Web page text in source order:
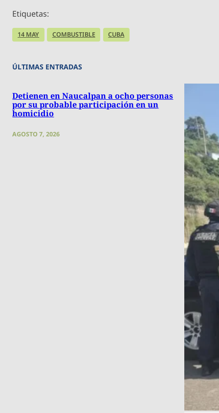
Etiquetas:
14 MAY COMBUSTIBLE CUBA
ÚLTIMAS ENTRADAS
Detienen en Naucalpan a ocho personas
por su probable participación en un
homicidio
AGOSTO 7, 2026